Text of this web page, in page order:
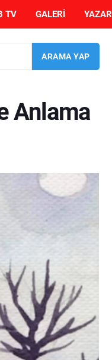
TV GALERI YAZAR
Anlama